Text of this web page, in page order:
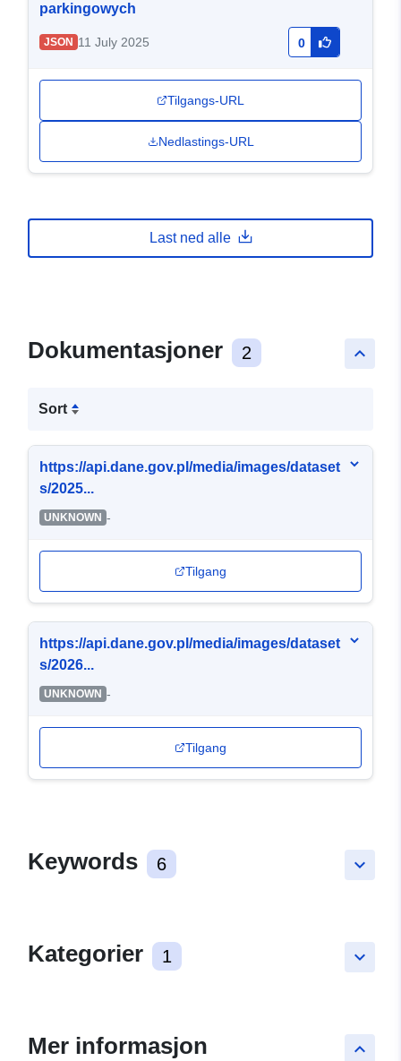
parkingowych
JSON 11 July 2025 0
Tilgangs-URL
Nedlastings-URL
Last ned alle
keyboard_arrow_up
Dokumentasjoner 2
Sort
https://api.dane.gov.pl/media/images/dataset
s/2025...
UNKNOWN -
Tilgang
https://api.dane.gov.pl/media/images/dataset
s/2026...
UNKNOWN -
Tilgang
keyboard_arrow_down
Keywords 6
keyboard_arrow_down
Kategorier 1
keyboard_arrow_up
Mer informasjon